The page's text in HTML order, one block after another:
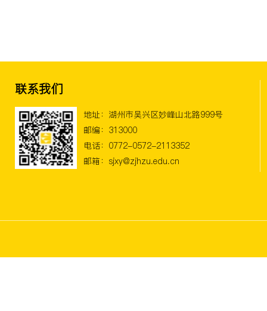
联系我们
地址：湖州市吴兴区妙峰山北路999号
邮编：313000
电话：0772-0572-2113352
邮箱：sjxy@zjhzu.edu.cn